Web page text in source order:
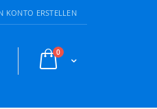
KONTO ERSTELLEN
Warenkorb
0Artikel